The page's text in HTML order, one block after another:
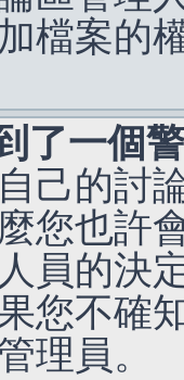
檔案的
了一個
己的討
您也許
員的決
您不確
理員。